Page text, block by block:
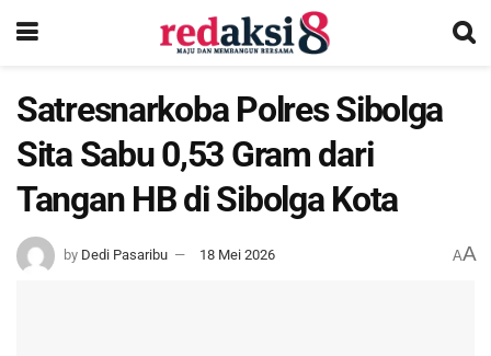
Satresnarkoba Polres Sibolga
Sita Sabu 0,53 Gram dari
Tangan HB di Sibolga Kota
by Dedi Pasaribu 18 Mei 2026 AA